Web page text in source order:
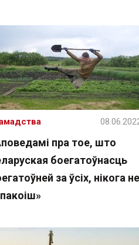
пра тое, што
боегатоўнасць
за ўсіх, нікога не